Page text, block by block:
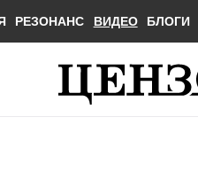
РЕЗОНАНС ВИДЕО БЛОГИ